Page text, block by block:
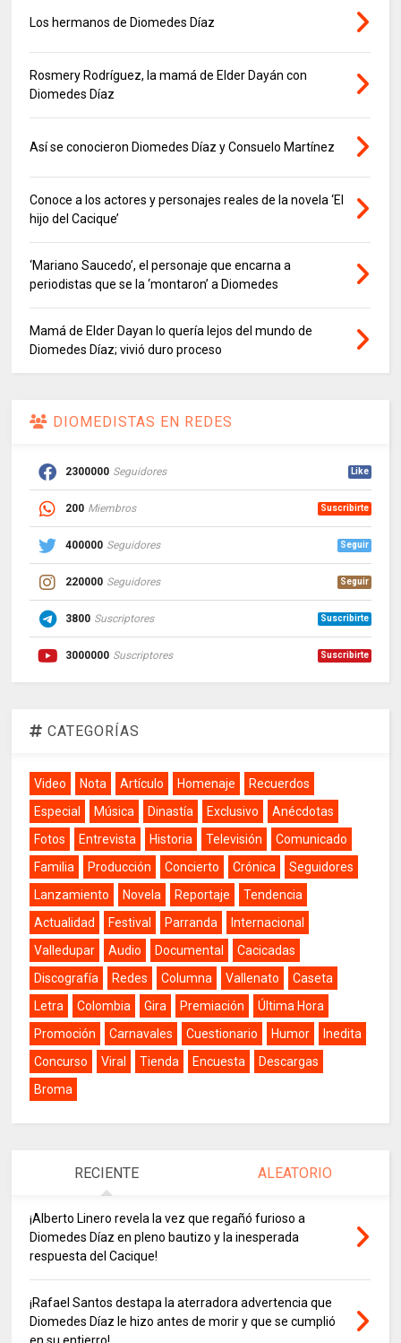
Los hermanos de Diomedes Díaz
Rosmery Rodríguez, la mamá de Elder Dayán con
Diomedes Díaz
Así se conocieron Diomedes Díaz y Consuelo Martínez
Conoce a los actores y personajes reales de la novela ‘El
hijo del Cacique’
‘Mariano Saucedo’, el personaje que encarna a
periodistas que se la ‘montaron’ a Diomedes
Mamá de Elder Dayan lo quería lejos del mundo de
Diomedes Díaz; vivió duro proceso
DIOMEDISTAS EN REDES
2300000 Seguidores Like
200 Miembros Suscribirte
400000 Seguidores Seguir
220000 Seguidores Seguir
3800 Suscriptores Suscribirte
3000000 Suscriptores Suscribirte
CATEGORÍAS
Video Nota Artículo Homenaje
Recuerdos
Especial
Música Dinastía Exclusivo
Anécdotas
Fotos
Entrevista Historia Televisión
Comunicado
Familia
Producción Concierto Crónica
Seguidores
Lanzamiento
Novela Reportaje
Tendencia
Actualidad
Festival Parranda
Internacional
Valledupar
Audio Documental
Cacicadas
Discografía
Redes Columna Vallenato
Caseta
Letra
Colombia Gira Premiación
Última Hora
Promoción
Carnavales Cuestionario Humor
Inedita
Concurso
Viral Tienda Encuesta
Descargas
Broma
RECIENTE ALEATORIO
¡Alberto Linero revela la vez que regañó furioso a
Diomedes Díaz en pleno bautizo y la inesperada
respuesta del Cacique!
¡Rafael Santos destapa la aterradora advertencia que
Diomedes Díaz le hizo antes de morir y que se cumplió